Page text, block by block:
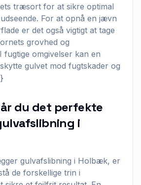
træsort for at sikre optimal
For at opnå en jævn
er det også vigtigt at tage
grovhed og
fugtige omgivelser kan en
gulvet mod fugtskader og
du det perfekte
i
gulvafslibning i Holbæk, er
de forskellige trin i